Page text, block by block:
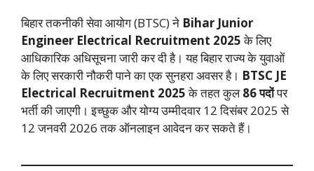
बिहार तकनीकी सेवा आयोग (BTSC) ने Bihar Junior
Engineer Electrical Recruitment 2025के लिए
आधिकारिक अधिसूचना जारी कर दी है। यह बिहार राज्य के युवाओं
के लिए सरकारी नौकरी पाने का एक सुनहरा अवसर है। BTSC JE
Electrical Recruitment 2025के तहत कुल86 पदोंपर
भर्ती की जाएगी। इच्छुक और योग्य उम्मीदवार 12 दिसंबर 2025 से
12 जनवरी 2026 तक ऑनलाइन आवेदन कर सकते हैं।